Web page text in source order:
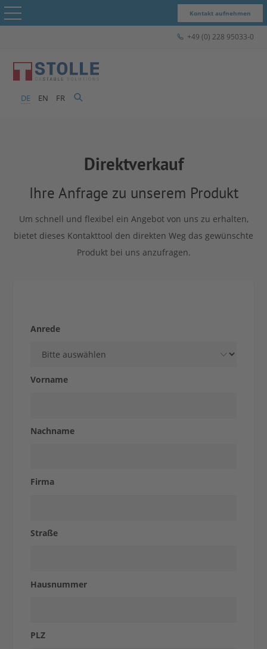
Produkte & Lösungen
STOLLE für...
Kontakt
Kontakt aufnehmen
+49 (0) 228 95033-0
DE EN FR
STOLLE –
Das
Produkte
Studies
Express-
Direktverkauf
Ihre Anfrage zu unserem Produkt
Um schnell und flexibel ein Angebot von uns zu erhalten,
bietet dieses Kontakttool den direkten Weg das gewünschte
Produkt bei uns anzufragen.
Anrede
Vorname
Nachname
Firma
Straße
Hausnummer
PLZ